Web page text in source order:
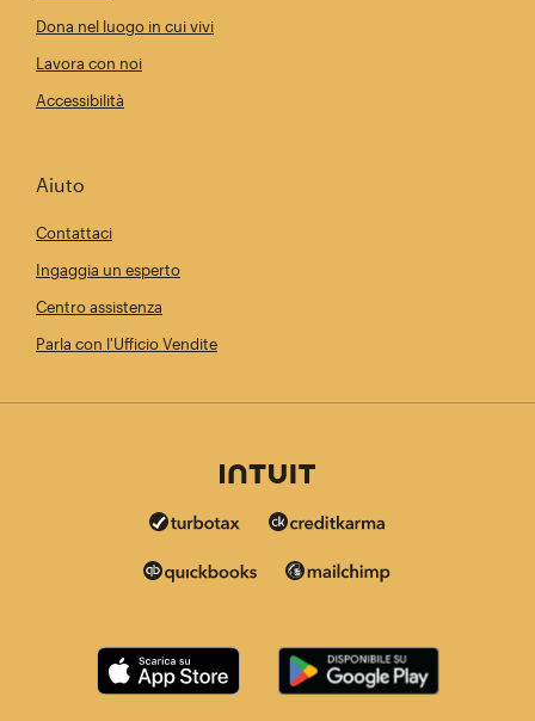
Dona nel luogo in cui vivi
Lavora con noi
Accessibilità
Aiuto
Contattaci
Ingaggia un esperto
Centro assistenza
Parla con l'Ufficio Vendite